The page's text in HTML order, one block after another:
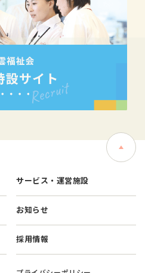
サービス・運営施設
お知らせ
採用情報